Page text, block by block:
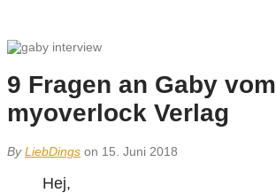
9 Fragen an Gaby vom
myoverlock Verlag
ByLiebDings on 15. Juni 2018
Hej,